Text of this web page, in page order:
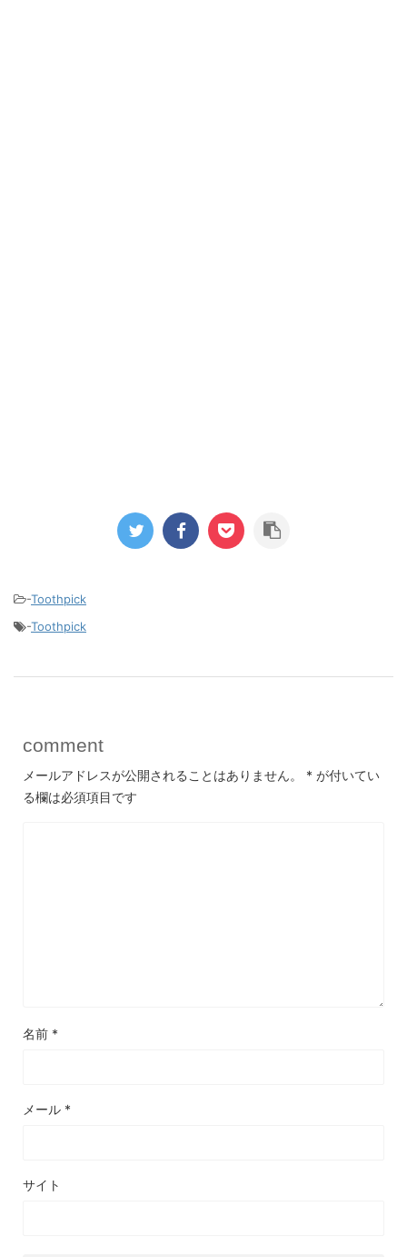
-Toothpick
-Toothpick
comment
メールアドレスが公開されることはありません。 * が付いてい
る欄は必須項目です
名前 *
メール *
サイト